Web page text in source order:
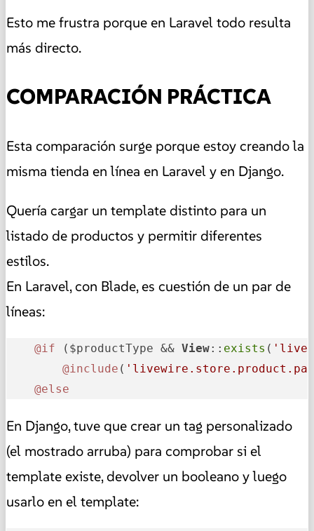
Esto me frustra porque en Laravel todo resulta
más directo.
COMPARACIÓN PRÁCTICA
Esta comparación surge porque estoy creando la
misma tienda en línea en Laravel y en Django.
Quería cargar un template distinto para un
listado de productos y permitir diferentes
estilos.
En Laravel, con Blade, es cuestión de un par de
líneas:
@if ($productType && View:: exists (
@include (
@else
En Django, tuve que crear un tag personalizado
(el mostrado arruba) para comprobar si el
template existe, devolver un booleano y luego
usarlo en el template: